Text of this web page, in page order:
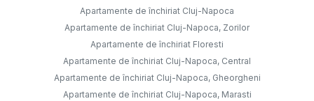
Apartamente de închiriat Cluj-Napoca
Apartamente de închiriat Cluj-Napoca, Zorilor
Apartamente de închiriat Floresti
Apartamente de închiriat Cluj-Napoca, Central
Apartamente de închiriat Cluj-Napoca, Gheorgheni
Apartamente de închiriat Cluj-Napoca, Marasti